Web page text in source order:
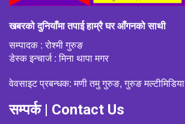
खबरको दुनियाँमा तपाई हाम्रै घर आँगनको साथी
सम्पादक : रोश्मी गुरुङ
डेस्क इन्चार्ज : मिना थापा मगर
वेवसाइट प्रबन्धक: मणी तमु गुरुङ, गुरुङ मल्टीमिडिया
सम्पर्क | Contact Us